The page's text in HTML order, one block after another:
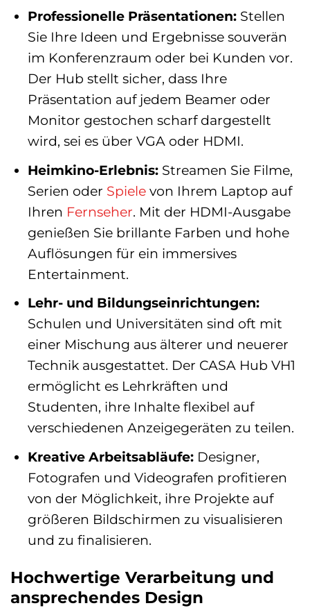
Professionelle Präsentationen:Stellen
Sie Ihre Ideen und Ergebnisse souverän
im Konferenzraum oder bei Kunden vor.
Der Hub stellt sicher, dass Ihre
Präsentation auf jedem Beamer oder
Monitor gestochen scharf dargestellt
wird, sei es über VGA oder HDMI.
Heimkino-Erlebnis:Streamen Sie Filme,
Serien oder Spielevon Ihrem Laptop auf
Ihren Fernseher. Mit der HDMI-Ausgabe
genießen Sie brillante Farben und hohe
Auflösungen für ein immersives
Entertainment.
Lehr- und Bildungseinrichtungen:
Schulen und Universitäten sind oft mit
einer Mischung aus älterer und neuerer
Technik ausgestattet. Der CASA Hub VH1
ermöglicht es Lehrkräften und
Studenten, ihre Inhalte flexibel auf
verschiedenen Anzeigegeräten zu teilen.
Kreative Arbeitsabläufe:Designer,
Fotografen und Videografen profitieren
von der Möglichkeit, ihre Projekte auf
größeren Bildschirmen zu visualisieren
und zu finalisieren.
Hochwertige Verarbeitung und
ansprechendes Design